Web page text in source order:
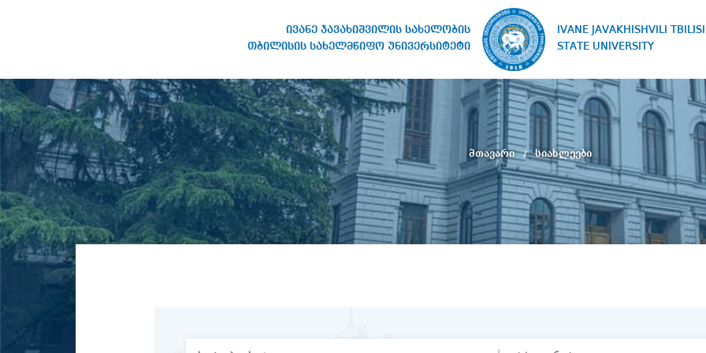
ივანე ჯავახიშვილის სახელობის
თბილისის სახელმწიფო უნივერსიტეტი
IVANE JAVAKHISHVILI TBILISI
STATE UNIVERSITY
სახელობის თბილისის
სახელმწიფო უნივერსიტეტი
მთავარი სიახლეები